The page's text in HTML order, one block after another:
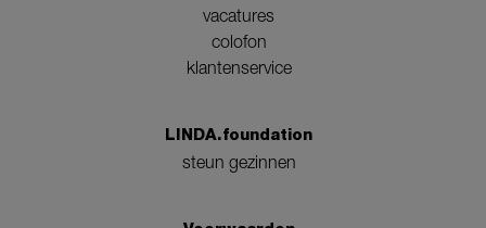
vacatures
colofon
klantenservice
LINDA.foundation
steun gezinnen